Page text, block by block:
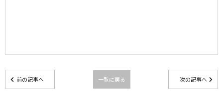
前の記事へ 一覧に戻る 次の記事へ